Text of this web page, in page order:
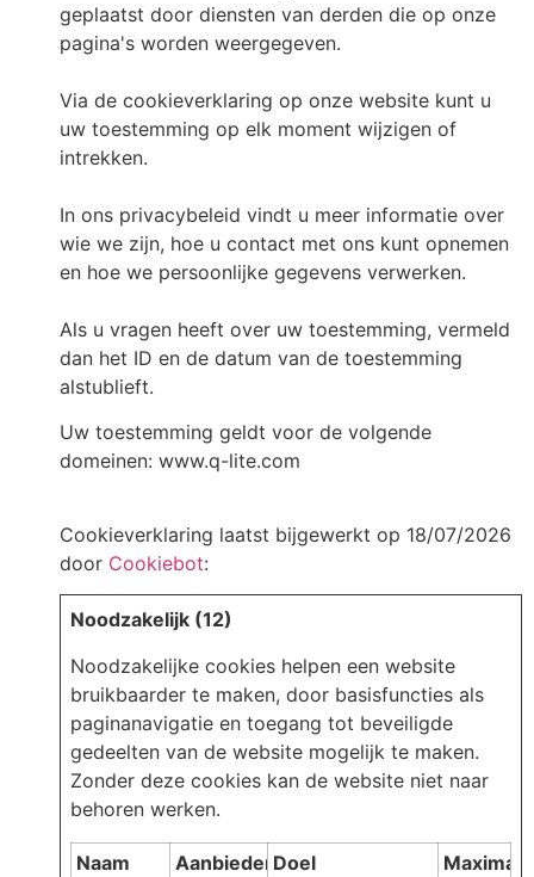
geplaatst door diensten van derden die op onze
pagina's worden weergegeven.
Via de cookieverklaring op onze website kunt u
uw toestemming op elk moment wijzigen of
intrekken.
In ons privacybeleid vindt u meer informatie over
wie we zijn, hoe u contact met ons kunt opnemen
en hoe we persoonlijke gegevens verwerken.
Als u vragen heeft over uw toestemming, vermeld
dan het ID en de datum van de toestemming
alstublieft.
Uw toestemming geldt voor de volgende
domeinen: www.q-lite.com
Cookieverklaring laatst bijgewerkt op 18/07/2026
door Cookiebot:
Noodzakelijk (12)
Noodzakelijke cookies helpen een website
bruikbaarder te maken, door basisfuncties als
paginanavigatie en toegang tot beveiligde
gedeelten van de website mogelijk te maken.
Zonder deze cookies kan de website niet naar
behoren werken.
Naam Aanbieder Doel
Maximale